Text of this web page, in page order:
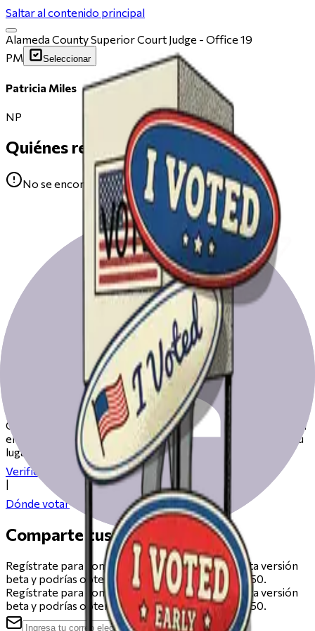
Saltar al contenido principal
Alameda County Superior Court Judge - Office 19
PM
Seleccionar
Patricia Miles
NP
Quiénes respaldan
No se encontraron avales para Patricia Miles.
Prepárate para votar el día de las
elecciones
Consulta nuestros recursos para ayudarte a prepararte para
el día de las elecciones, desde registrarte hasta encontrar tu
lugar de votación.
Verifica tu registro
Dónde votar
Comparte tus comentarios
Regístrate para compartir comentarios sobre esta versión
beta y podrías obtener una tarjeta de regalo de $50.
Regístrate para compartir comentarios sobre esta versión
beta y podrías obtener una tarjeta de regalo de $50.